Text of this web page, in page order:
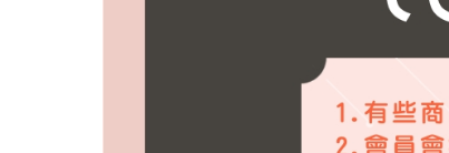
夯夯...最新的育毛梳上
會員和非會員購買有